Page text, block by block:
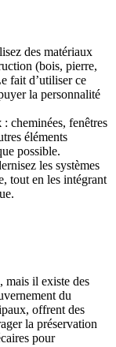
des matériaux
(bois, pierre,
fait d’utiliser ce
la personnalité
: cheminées, fenêtres
éléments
possible.
les systèmes
tout en les intégrant
mais il existe des
du
offrent des
la préservation
pour